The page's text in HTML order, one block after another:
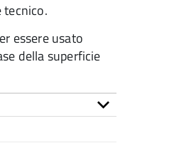
tecnico.
essere usato
della superficie